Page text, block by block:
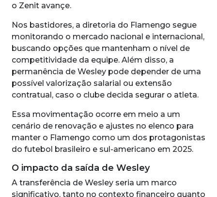
o Zenit avançe.
Nos bastidores, a diretoria do Flamengo segue
monitorando o mercado nacional e internacional,
buscando opções que mantenham o nível de
competitividade da equipe. Além disso, a
permanência de Wesley pode depender de uma
possível valorização salarial ou extensão
contratual, caso o clube decida segurar o atleta.
Essa movimentação ocorre em meio a um
cenário de renovação e ajustes no elenco para
manter o Flamengo como um dos protagonistas
do futebol brasileiro e sul-americano em 2025.
O impacto da saída de Wesley
A transferência de Wesley seria um marco
significativo, tanto no contexto financeiro quanto